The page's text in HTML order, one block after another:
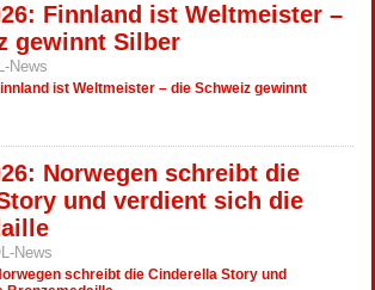
Finnland ist Weltmeister –
gewinnt Silber
News
Norwegen schreibt die
und verdient sich die
News